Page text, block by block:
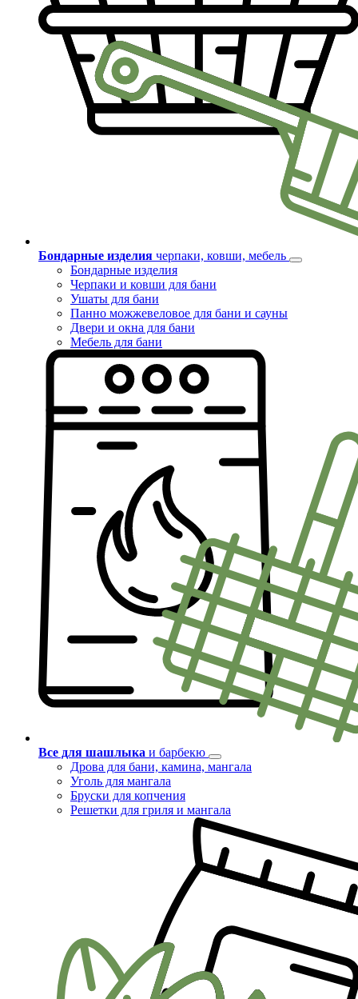
Бондарные изделия черпаки, ковши, мебель
Бондарные изделия
Черпаки и ковши для бани
Ушаты для бани
Панно можжевеловое для бани и сауны
Двери и окна для бани
Мебель для бани
Все для шашлыка и барбекю
Дрова для бани, камина, мангала
Уголь для мангала
Бруски для копчения
Решетки для гриля и мангала